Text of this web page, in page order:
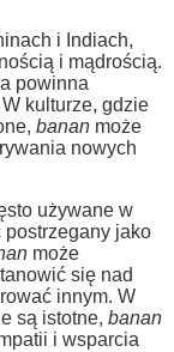
i Indiach,
i mądrością.
powinna
kulturze, gdzie
banan może
nowych
używane w
postrzegany jako
może
się nad
innym. W
są istotne, banan
i wsparcia